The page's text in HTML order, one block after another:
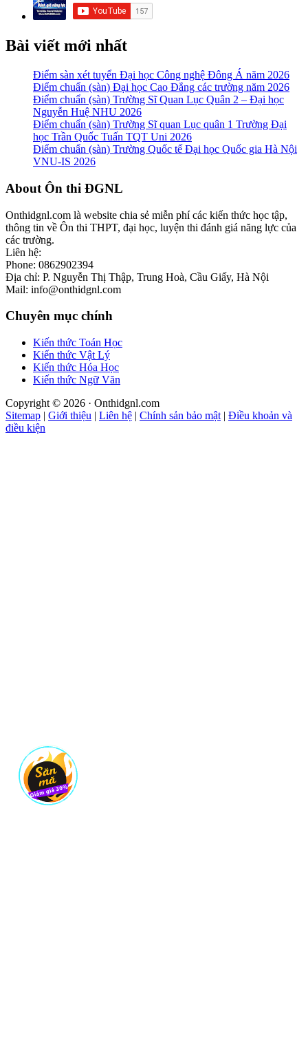
Bài viết mới nhất
Điểm sàn xét tuyển Đại học Công nghệ Đông Á năm 2026
Điểm chuẩn (sàn) Đại học Cao Đẳng các trường năm 2026
Điểm chuẩn (sàn) Trường Sĩ Quan Lục Quân 2 – Đại học
Nguyễn Huệ NHU 2026
Điểm chuẩn (sàn) Trường Sĩ quan Lục quân 1 Trường Đại
học Trần Quốc Tuấn TQT Uni 2026
Điểm chuẩn (sàn) Trường Quốc tế Đại học Quốc gia Hà Nội
VNU-IS 2026
Footer
About Ôn thi ĐGNL
Onthidgnl.com là website chia sẻ miễn phí các kiến thức học tập,
thông tin về Ôn thi THPT, đại học, luyện thi đánh giá năng lực của
các trường.
Liên hệ:
Phone: 0862902394
Địa chỉ: P. Nguyễn Thị Thập, Trung Hoà, Cầu Giấy, Hà Nội
Mail: info@onthidgnl.com
Chuyên mục chính
Kiến thức Toán Học
Kiến thức Vật Lý
Kiến thức Hóa Học
Kiến thức Ngữ Văn
Copyright © 2026 · Onthidgnl.com
Sitemap | Giới thiệu | Liên hệ | Chính sản bảo mật | Điều khoản và
điều kiện